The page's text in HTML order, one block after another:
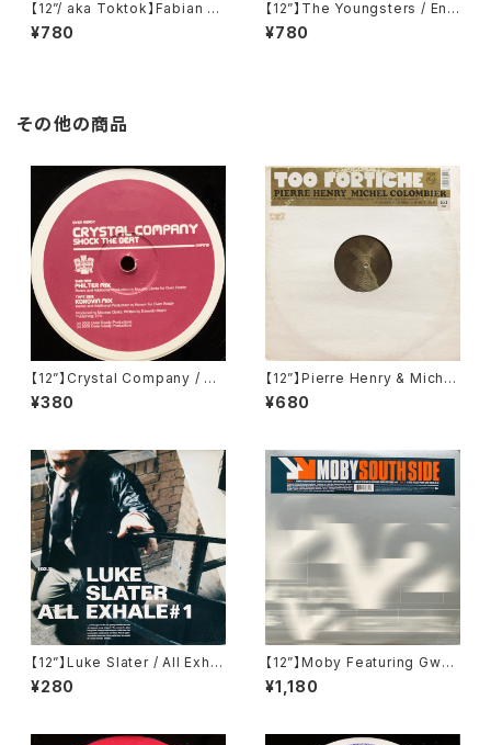
【12”/ aka Toktok】Fabian Fe
yerabendt / Moabit Rules
(V-Records) (V011)
¥780
【12”】The Youngsters / End
(F Communications) (F 13
5)
¥780
その他の商品
【12”】Crystal Company / Sh
ock The Beat (Oven Read
y) (OVP018)
¥380
【12”】Pierre Henry & Michel
Colombier / Too Fortiche
(Philips) (456 351-1)
¥680
【12”】Luke Slater / All Exhal
e # 1 (NovaMute) (12NOMU
79)
¥280
【12”】Moby Featuring Gwen
Stefani / South Side (V2)
(63881-27676-1)
¥1,180